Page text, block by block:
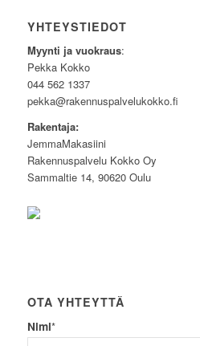
YHTEYSTIEDOT
Myynti ja vuokraus:
Pekka Kokko
044 562 1337
pekka@rakennuspalvelukokko.fi
Rakentaja:
JemmaMakasiini
Rakennuspalvelu Kokko Oy
Sammaltie 14, 90620 Oulu
OTA YHTEYTTÄ
Nimi*